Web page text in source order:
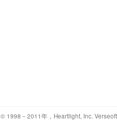
© 1998－2011年，Heartlight, Inc.